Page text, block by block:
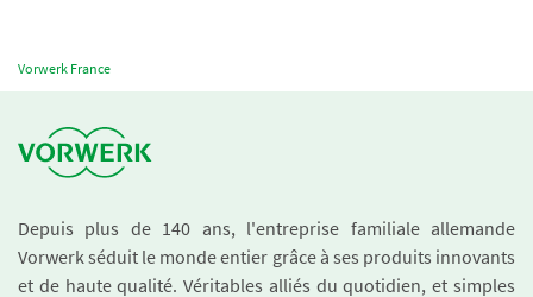
Vorwerk France
Depuis plus de 140 ans, l'entreprise familiale allemande
Vorwerk séduit le monde entier grâce à ses produits innovants
et de haute qualité. Véritables alliés du quotidien, et simples